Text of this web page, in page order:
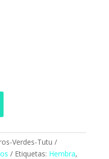
Verdes-Tutu
Etiquetas: Hembra,